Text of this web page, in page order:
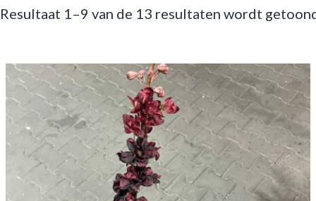
Resultaat 1–9 van de 13 resultaten wordt